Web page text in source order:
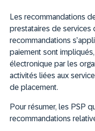
Les recommandations
prestataires de services
recommandations
paiement sont
électronique par les
activités liées aux
de placement.
Pour résumer, les PSP
recommandations